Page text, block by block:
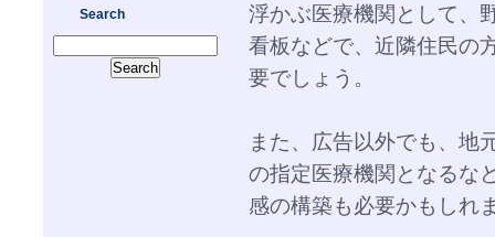
Search
浮かぶ医療機関として、
看板などで、近隣住民の
要でしょう。
また、広告以外でも、地
の指定医療機関となるな
感の構築も必要かもしれ